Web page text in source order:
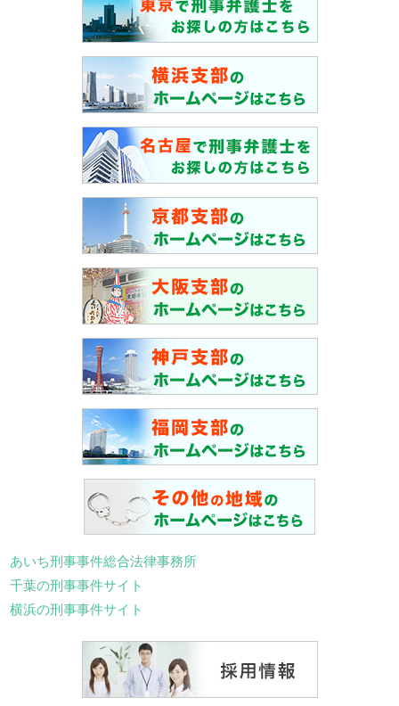
あいち刑事事件総合法律事務所
千葉の刑事事件サイト
横浜の刑事事件サイト